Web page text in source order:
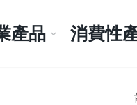
產品 消費性